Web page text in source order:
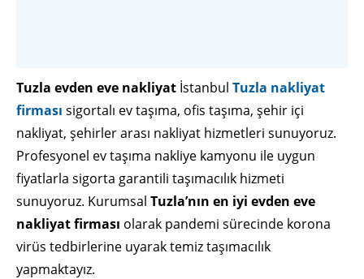
Tuzla evden eve nakliyat İstanbul Tuzla nakliyat
firması sigortalı ev taşıma, ofis taşıma, şehir içi
nakliyat, şehirler arası nakliyat hizmetleri sunuyoruz.
Profesyonel ev taşıma nakliye kamyonu ile uygun
fiyatlarla sigorta garantili taşımacılık hizmeti
sunuyoruz. Kurumsal Tuzla’nın en iyi evden eve
nakliyat firması olarak pandemi sürecinde korona
virüs tedbirlerine uyarak temiz taşımacılık
yapmaktayız.